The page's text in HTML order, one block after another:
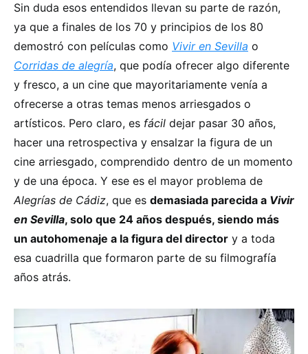
Sin duda esos entendidos llevan su parte de razón,
ya que a finales de los 70 y principios de los 80
demostró con películas como Vivir en Sevilla o
Corridas de alegría, que podía ofrecer algo diferente
y fresco, a un cine que mayoritariamente venía a
ofrecerse a otras temas menos arriesgados o
artísticos. Pero claro, es fácil dejar pasar 30 años,
hacer una retrospectiva y ensalzar la figura de un
cine arriesgado, comprendido dentro de un momento
y de una época. Y ese es el mayor problema de
Alegrías de Cádiz, que es demasiada parecida a Vivir
en Sevilla, solo que 24 años después, siendo más
un autohomenaje a la figura del director y a toda
esa cuadrilla que formaron parte de su filmografía
años atrás.